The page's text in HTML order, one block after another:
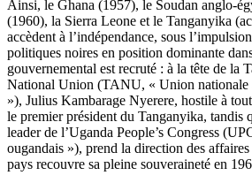
Ainsi, le Ghana (1957), le Soudan anglo-
(1960), la Sierra Leone et le Tanganyika
accèdent à l’indépendance, sous
politiques noires en position dominante
gouvernemental est recruté : à la tête de la
National Union (TANU, « Union nationale
»), Julius Kambarage Nyerere, hostile à
le premier président du Tanganyika, tandis
leader de l’Uganda People’s Congress
ougandais »), prend la direction des
pays recouvre sa pleine souveraineté en